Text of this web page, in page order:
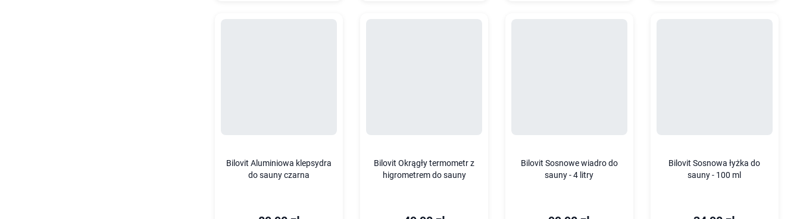
Bilovit Aluminiowa klepsydra
do sauny czarna
Bilovit Okrągły termometr z
higrometrem do sauny
Bilovit Sosnowe wiadro do
sauny - 4 litry
Bilovit Sosnowa łyżka do
sauny - 100 ml